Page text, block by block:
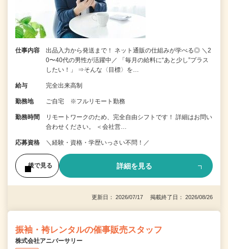
仕事内容
出品入力から発送まで！ ネット通販の仕組みが学べる◎ ＼2
0〜40代の男性が活躍中／ 「毎月の給料に“あと少し”プラス
したい！」 ⇒そんな〈目標〉を…
給与 完全出来高制
勤務地 ご自宅 ※フルリモート勤務
勤務時間
リモートワークのため、完全自由シフトです！ 詳細はお問い
合わせください。 ＜会社営…
応募資格 ＼経験・資格・学歴いっさい不問！／
後で見る 詳細を見る
更新日： 2026/07/17 掲載終了日： 2026/08/26
振袖・袴レンタルの催事販売スタッフ
株式会社アニバーサリー